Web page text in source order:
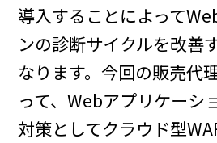
導入することによって
ンの診断サイクルを改善
なります。今回の販売代
って、Webアプリケーシ
対策としてクラウド型